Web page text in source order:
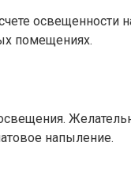
освещенности
помещениях.
напыление.